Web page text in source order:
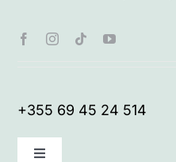
+355 69 45 24 514